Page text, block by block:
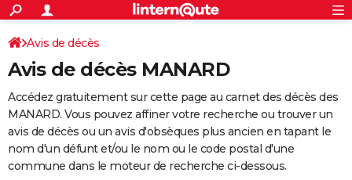
ACTUALITÉS
Politique
Société
Faits Divers
Education
Monde
Villes
+
SPORT
Coupe du monde 2026
Football
Tennis
Cyclisme
Rugby
Forum
Programme TV
TNT
Streaming
Cinéma
Sorties cinéma
Musique
+
FINANCE
Retraite
Epargne
Immobilier
Risques naturels par ville
Banque
Assurance
AUTO
Essais
Réserver un essai
Citadines
Berlines
SUV
Forum auto
+
Avis de décès
Avis de décès MANARD
Accédez gratuitement sur cette page au carnet des décès des
MANARD. Vous pouvez affiner votre recherche ou trouver un
avis de décès ou un avis d'obsèques plus ancien en tapant le
nom d'un défunt et/ou le nom ou le code postal d'une
commune dans le moteur de recherche ci-dessous.